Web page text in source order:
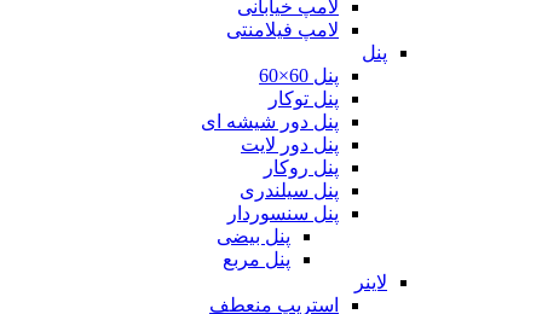
لامپ خیابانی
لامپ فیلامنتی
پنل
پنل 60×60
پنل توکار
پنل دور شیشه ای
پنل دور لایت
پنل روکار
پنل سیلندری
پنل سنسوردار
پنل بیضی
پنل مربع
لاینر
استریپ منعطف